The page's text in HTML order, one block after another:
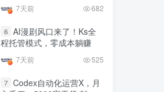
腾讯欢乐斗地主打金项目，
回收欢乐豆 一台电脑日收益
500+
3年前 5672人已阅读
外面开车的三角洲出售脚
本，无卡密版本 单窗口日收
益30-70+ 可批量操作
1年前 4875人已阅读
7天前 682
6 AI漫剧风口来了！Ks全
程托管模式，零成本躺赚
7天前 525
7 Codex自动化运营X，月